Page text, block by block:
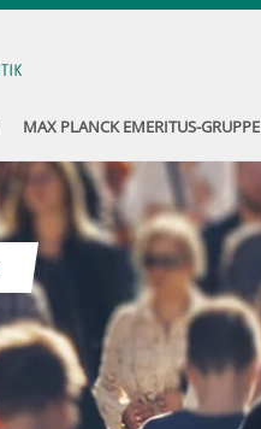
MAX PLANCK EMERITUS-GRUPPE